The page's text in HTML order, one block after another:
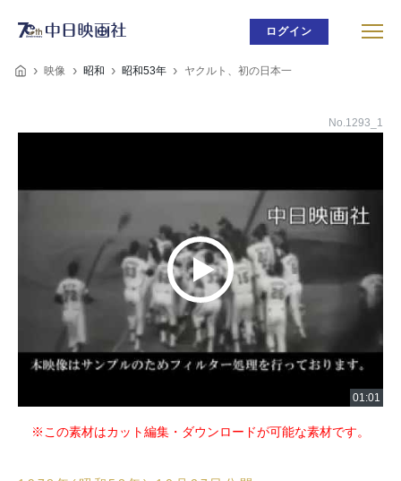
ログイン
映像 昭和 昭和53年 ヤクルト、初の日本一
No.1293_1
※この素材はカット編集・ダウンロードが可能な素材です。